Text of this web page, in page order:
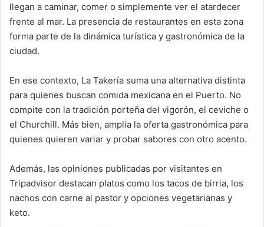
llegan a caminar, comer o simplemente ver el atardecer
frente al mar. La presencia de restaurantes en esta zona
forma parte de la dinámica turística y gastronómica de la
ciudad.
En ese contexto, La Takería suma una alternativa distinta
para quienes buscan comida mexicana en el Puerto. No
compite con la tradición porteña del vigorón, el ceviche o
el Churchill. Más bien, amplía la oferta gastronómica para
quienes quieren variar y probar sabores con otro acento.
Además, las opiniones publicadas por visitantes en
Tripadvisor destacan platos como los tacos de birria, los
nachos con carne al pastor y opciones vegetarianas y
keto.